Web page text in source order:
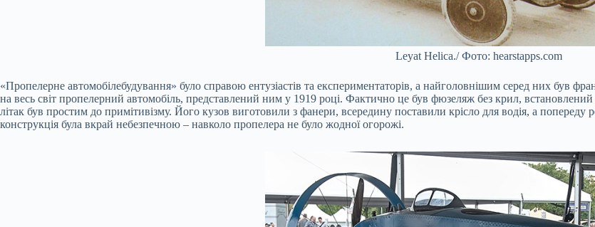
Leyat Helica./ Фото: hearstapps.com
«Пропелерне автомобілебудування» було справою ентузіастів та експериментаторів, а найголовнішим серед них був
на весь світ пропелерний автомобіль, представлений ним у 1919 році. Фактично це був фюзеляж без крил,
літак був простим до примітивізму. Його кузов виготовили з фанери, всередину поставили крісло для водія, а
конструкція була вкрай небезпечною – навколо пропелера не було жодної огорожі.